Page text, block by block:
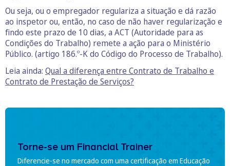
Ou seja, ou o empregador regulariza a situação e dá razão
ao inspetor ou, então, no caso de não haver regularização e
findo este prazo de 10 dias, a ACT (Autoridade para as
Condições do Trabalho) remete a ação para o Ministério
Público. (artigo 186.º-K do Código do Processo de Trabalho).
Leia ainda: Qual a diferença entre Contrato de Trabalho e
Contrato de Prestação de Serviços?
Torne-se um Financial Trainer
Diferencie-se no mercado com uma certificação em Educação